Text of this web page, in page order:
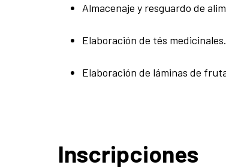
Almacenaje y resguardo de
Elaboración de tés medicinales.
Elaboración de láminas de
Inscripciones